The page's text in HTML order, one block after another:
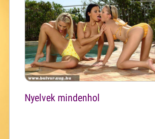
Nyelvek mindenhol